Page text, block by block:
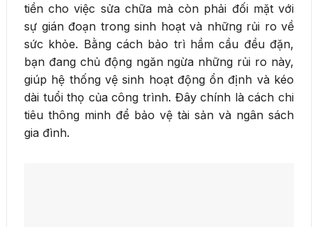
tiền cho việc sửa chữa mà còn phải đối mặt với
sự gián đoạn trong sinh hoạt và những rủi ro về
sức khỏe. Bằng cách bảo trì hầm cầu đều đặn,
bạn đang chủ động ngăn ngừa những rủi ro này,
giúp hệ thống vệ sinh hoạt động ổn định và kéo
dài tuổi thọ của công trình. Đây chính là cách chi
tiêu thông minh để bảo vệ tài sản và ngân sách
gia đình.